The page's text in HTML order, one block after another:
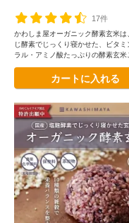
17件
かわしま屋オーガニック酵素玄米は
じ酵素でじっくり寝かせた、ビタミ
ラル・アミノ酸たっぷりの酵素玄米
しくなりました。もち麦入りです
カートに入れる